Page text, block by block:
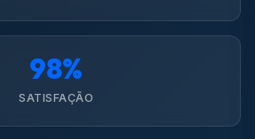
98%
SATISFAÇÃO